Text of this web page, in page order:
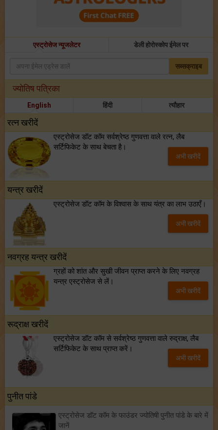
एस्ट्रोसेज न्यूजलेटर डेली होरोस्कोप ईमेल पर
सब्सक्राइब
ज्योतिष पत्रिका
English हिंदी त्यौहार
रत्न खरीदें
एस्ट्रोसेज डॉट कॉम सर्वश्रेष्ठ गुणवत्ता वाले रत्न, लैब
सर्टिफिकेट के साथ बेचता है।
अभी खरीदें
यन्त्र खरीदें
एस्ट्रोसेज डॉट कॉम के विश्वास के साथ यंत्र का लाभ उठाएँ।
अभी खरीदें
नवग्रह यन्त्र खरीदें
ग्रहों को शांत और सुखी जीवन प्राप्त करने के लिए नवग्रह
यन्त्र एस्ट्रोसेज से लें।
अभी खरीदें
रूद्राक्ष खरीदें
एस्ट्रोसेज डॉट कॉम से सर्वश्रेष्ठ गुणवत्ता वाले रुद्राक्ष, लैब
सर्टिफिकेट के साथ प्राप्त करें।
अभी खरीदें
पुनीत पांडे
एस्ट्रोसेज डॉट कॉम के फाउंडर ज्योतिषी पुनीत पांडे के बारे में
जानें